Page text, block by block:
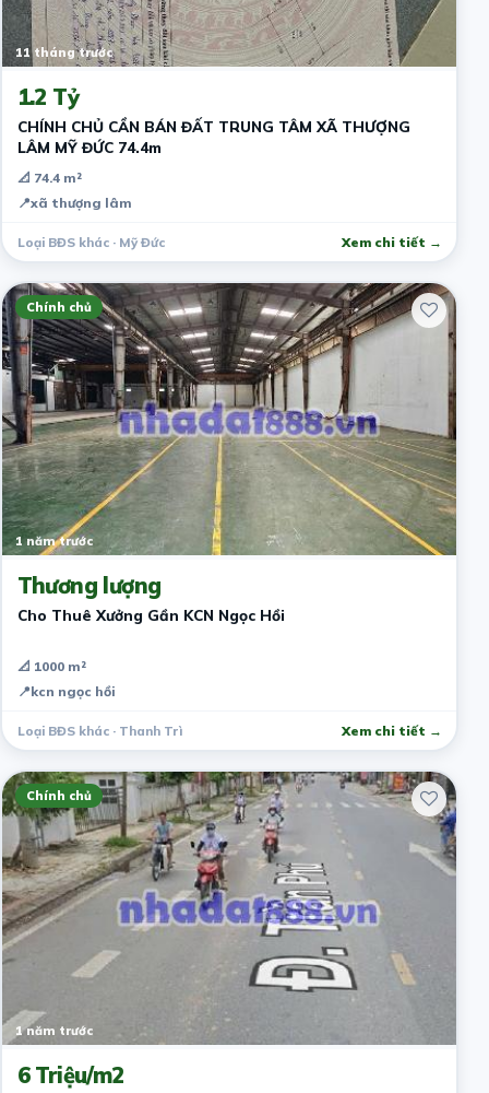
11 tháng trước
1.2 Tỷ
CHÍNH CHỦ CẦN BÁN ĐẤT TRUNG TÂM XÃ THƯỢNG
LÂM MỸ ĐỨC 74.4m
📐 74.4 m²
📍xã thượng lâm
Loại BĐS khác · Mỹ Đức Xem chi tiết →
Chính chủ
1 năm trước
Thương lượng
Cho Thuê Xưởng Gần KCN Ngọc Hồi
📐 1000 m²
📍kcn ngọc hồi
Loại BĐS khác · Thanh Trì Xem chi tiết →
Chính chủ
1 năm trước
6 Triệu/m2